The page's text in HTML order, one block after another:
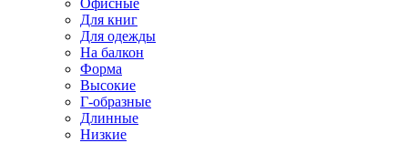
Офисные
Для книг
Для одежды
На балкон
Форма
Высокие
Г-образные
Длинные
Низкие